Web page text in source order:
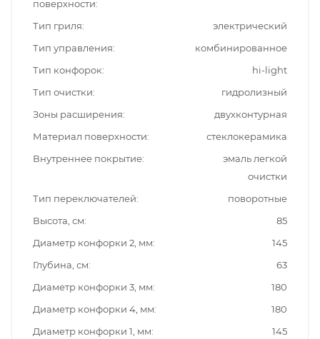
поверхности
Тип гриля
электрический
Тип управления
комбинированное
Тип конфорок
hi-light
Тип очистки
гидролизный
Зоны расширения
двухконтурная
Материал поверхности
стеклокерамика
Внутреннее покрытие
эмаль легкой
очистки
Тип переключателей
поворотные
Высота, см
85
Диаметр конфорки 2, мм
145
Глубина, см
63
Диаметр конфорки 3, мм
180
Диаметр конфорки 4, мм
180
Диаметр конфорки 1, мм
145